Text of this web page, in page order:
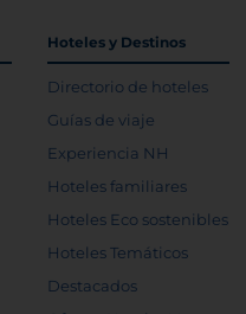
Hoteles y Destinos
Directorio de hoteles
Guías de viaje
Experiencia NH
Hoteles familiares
Hoteles Eco sostenibles
Hoteles Temáticos
Destacados